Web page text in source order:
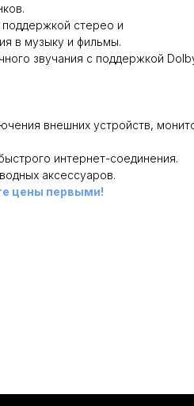
стерео и
в музыку и фильмы.
звучания с поддержкой
внешних устройств,
интернет-соединения.
аксессуаров.
цены первыми!